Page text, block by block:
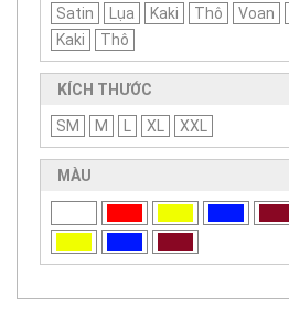
Satin
Lụa Kaki Thô Voan
Kaki
Thô
KÍCH THƯỚC
SM M L XL XXL
MÀU